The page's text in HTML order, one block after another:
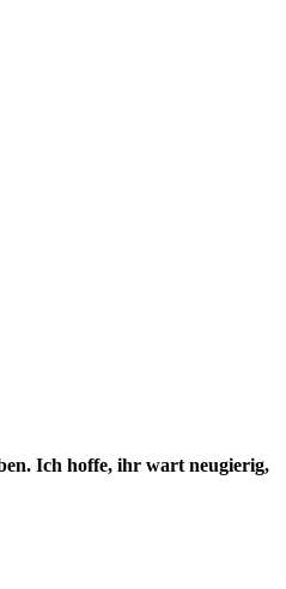
Ich hoffe, ihr wart neugierig,